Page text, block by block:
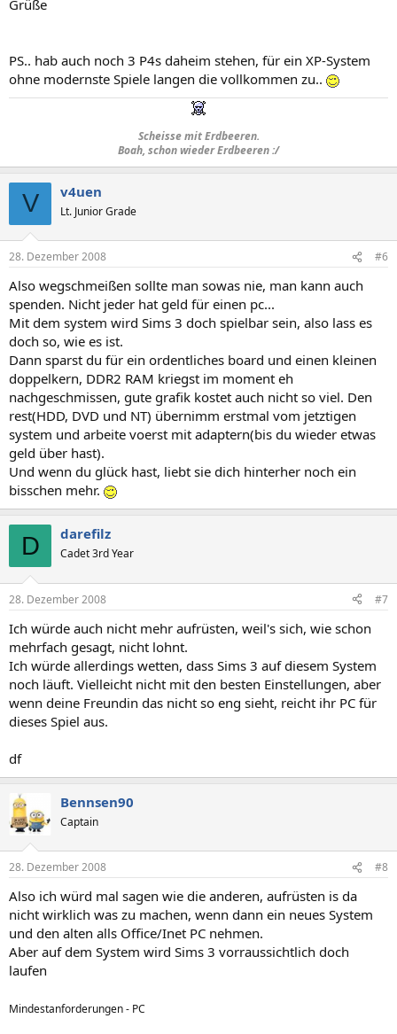
Grüße
PS.. hab auch noch 3 P4s daheim stehen, für ein XP-System
ohne modernste Spiele langen die vollkommen zu..
Scheisse mit Erdbeeren.
Boah, schon wieder Erdbeeren :/
V v4uen
Lt. Junior Grade
28. Dezember 2008 #6
Also wegschmeißen sollte man sowas nie, man kann auch
spenden. Nicht jeder hat geld für einen pc...
Mit dem system wird Sims 3 doch spielbar sein, also lass es
doch so, wie es ist.
Dann sparst du für ein ordentliches board und einen kleinen
doppelkern, DDR2 RAM kriegst im moment eh
nachgeschmissen, gute grafik kostet auch nicht so viel. Den
rest(HDD, DVD und NT) übernimm erstmal vom jetztigen
system und arbeite voerst mit adaptern(bis du wieder etwas
geld über hast).
Und wenn du glück hast, liebt sie dich hinterher noch ein
bisschen mehr.
D darefilz
Cadet 3rd Year
28. Dezember 2008 #7
Ich würde auch nicht mehr aufrüsten, weil's sich, wie schon
mehrfach gesagt, nicht lohnt.
Ich würde allerdings wetten, dass Sims 3 auf diesem System
noch läuft. Vielleicht nicht mit den besten Einstellungen, aber
wenn deine Freundin das nicht so eng sieht, reicht ihr PC für
dieses Spiel aus.
df
Bennsen90
Captain
28. Dezember 2008 #8
Also ich würd mal sagen wie die anderen, aufrüsten is da
nicht wirklich was zu machen, wenn dann ein neues System
und den alten alls Office/Inet PC nehmen.
Aber auf dem System wird Sims 3 vorraussichtlich doch
laufen
Mindestanforderungen - PC